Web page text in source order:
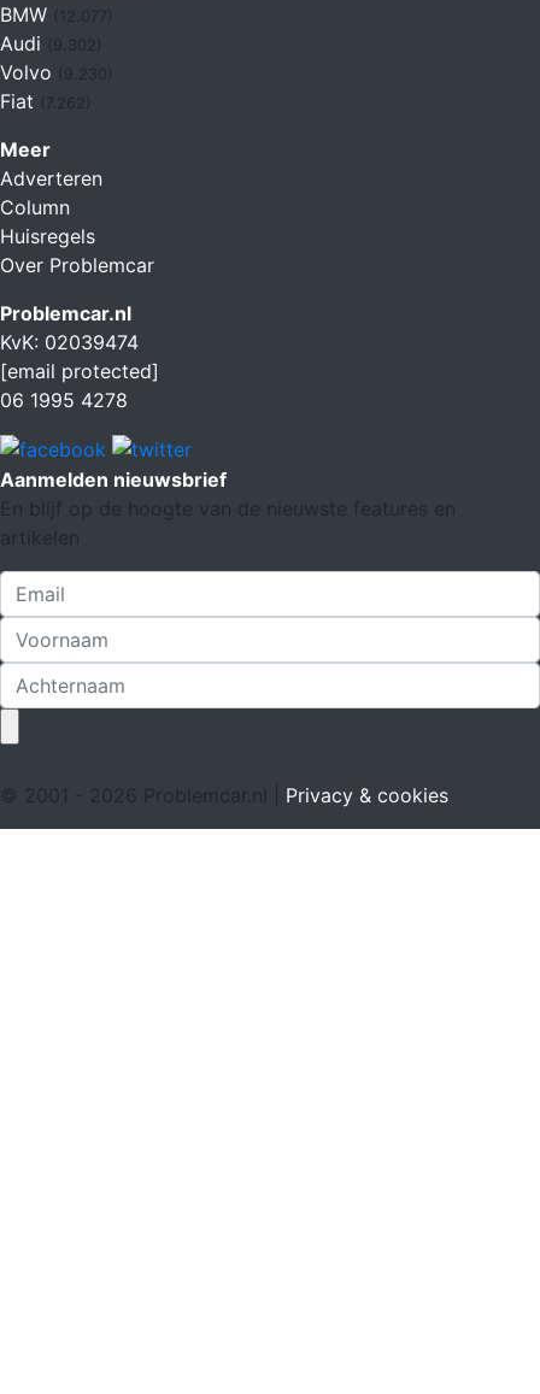
BMW
Audi
Volvo
Fiat (7.262)
Meer
Adverteren
Column
Huisregels
Over Problemcar
Problemcar.nl
KvK: 02039474
[email protected]
06 1995 4278
Aanmelden nieuwsbrief
En blijf op de hoogte van de nieuwste features en
artikelen
© 2001 - 2026 Problemcar.nl | Privacy & cookies